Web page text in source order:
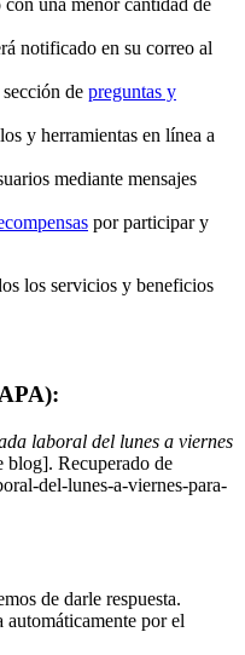
notificado en su correo al
de preguntas y
y herramientas en línea a
mediante mensajes
por participar y
los servicios y beneficios
laboral del lunes a viernes
blog]. Recuperado de
del-lunes-a-viernes-para-
de darle respuesta.
automáticamente por el